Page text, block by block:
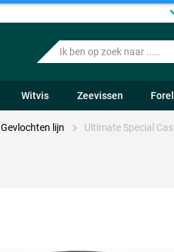
Ik
ben
naar
.....
Witvis Zeevissen Forel
Gevlochten lijn Ultimate Special